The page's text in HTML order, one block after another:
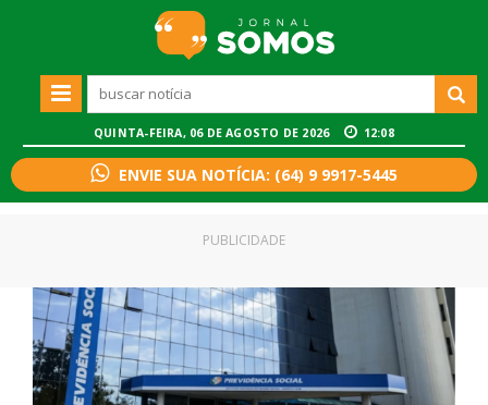
QUINTA-FEIRA, 06 DE AGOSTO DE 2026 12:08
ENVIE SUA NOTÍCIA: (64) 9 9917-5445
PUBLICIDADE